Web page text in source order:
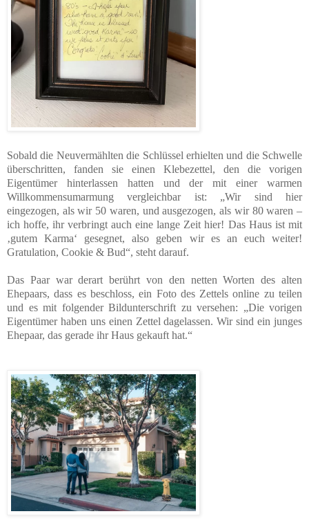
Sobald die Neuvermählten die Schlüssel erhielten und die Schwelle
überschritten, fanden sie einen Klebezettel, den die vorigen
Eigentümer hinterlassen hatten und der mit einer warmen
Willkommensumarmung vergleichbar ist: „Wir sind hier
eingezogen, als wir 50 waren, und ausgezogen, als wir 80 waren –
ich hoffe, ihr verbringt auch eine lange Zeit hier! Das Haus ist mit
‚gutem Karma‘ gesegnet, also geben wir es an euch weiter!
Gratulation, Cookie & Bud“, steht darauf.
Das Paar war derart berührt von den netten Worten des alten
Ehepaars, dass es beschloss, ein Foto des Zettels online zu teilen
und es mit folgender Bildunterschrift zu versehen: „Die vorigen
Eigentümer haben uns einen Zettel dagelassen. Wir sind ein junges
Ehepaar, das gerade ihr Haus gekauft hat.“